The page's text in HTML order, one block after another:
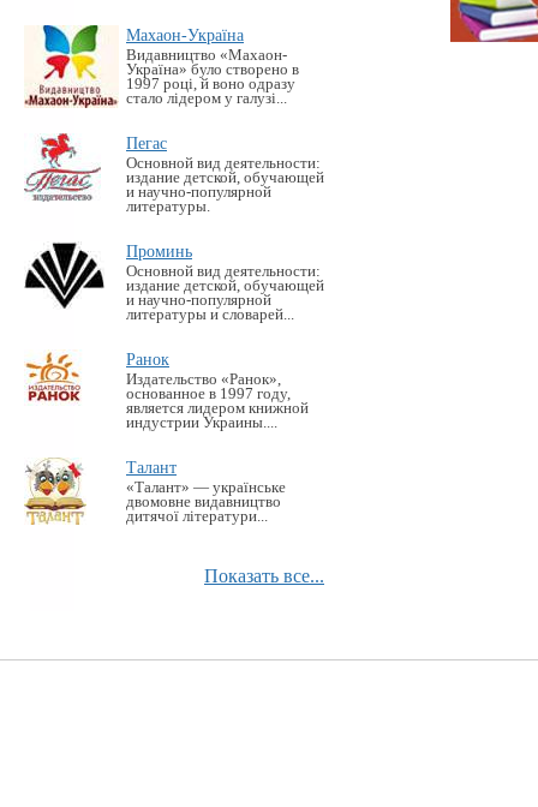
Махаон-Україна
Видавництво «Махаон-
Україна» було створено в
1997 році, й воно одразу
стало лідером у галузі...
Пегас
Основной вид деятельности:
издание детской, обучающей
и научно-популярной
литературы.
Проминь
Основной вид деятельности:
издание детской, обучающей
и научно-популярной
литературы и словарей...
Ранок
Издательство «Ранок»,
основанное в 1997 году,
является лидером книжной
индустрии Украины....
Талант
«Талант» — українське
двомовне видавництво
дитячої літератури...
Показать все...